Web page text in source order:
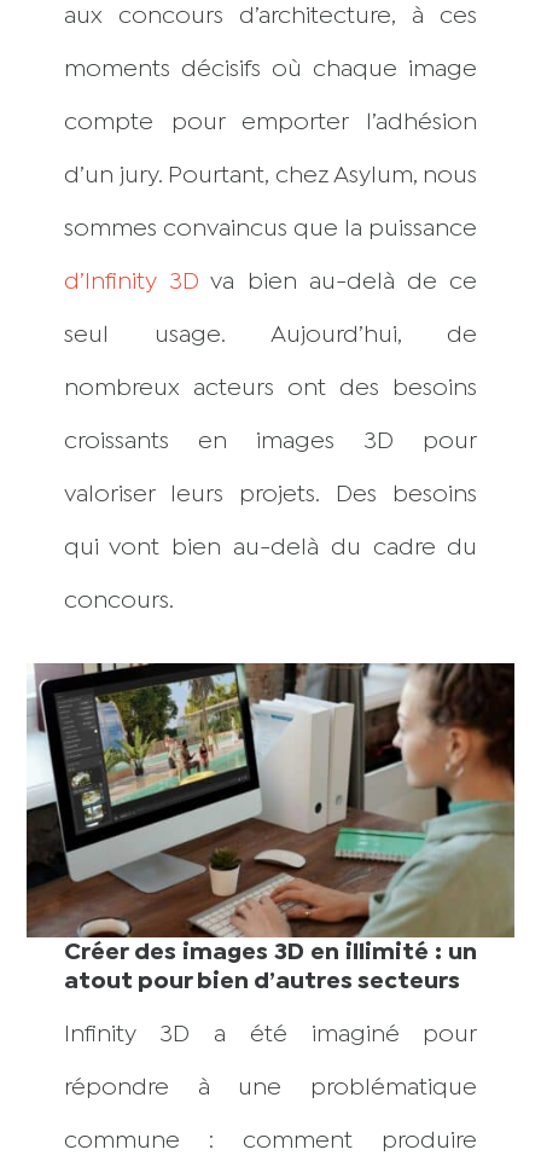
aux concours d’architecture, à ces
moments décisifs où chaque image
compte pour emporter l’adhésion
d’un jury. Pourtant, chez Asylum, nous
sommes convaincus que la puissance
d’Infinity 3D va bien au-delà de ce
seul usage. Aujourd’hui, de
nombreux acteurs ont des besoins
croissants en images 3D pour
valoriser leurs projets. Des besoins
qui vont bien au-delà du cadre du
concours.
Créer des images 3D en illimité : un
atout pour bien d’autres secteurs
Infinity 3D a été imaginé pour
répondre à une problématique
commune : comment produire